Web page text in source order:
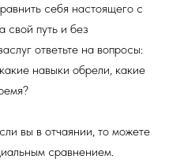
себя настоящего с
свой путь и без
ответьте на вопросы:
навыки обрели, какие
вы в отчаянии, то можете
сравнением.